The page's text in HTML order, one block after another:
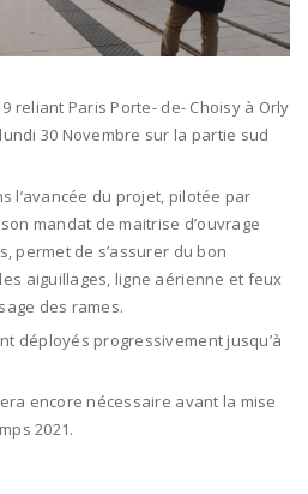
reliant Paris Porte- de- Choisy à Orly
30 Novembre sur la partie sud
l’avancée du projet, pilotée par
mandat de maitrise d’ouvrage
permet de s’assurer du bon
aiguillages, ligne aérienne et feux
des rames.
déployés progressivement jusqu’à
encore nécessaire avant la mise
2021.